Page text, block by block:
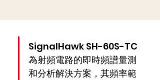
SignalHawk SH-60S-TC
為射頻電路的即時頻譜量測
和分析解決方案，其頻率範